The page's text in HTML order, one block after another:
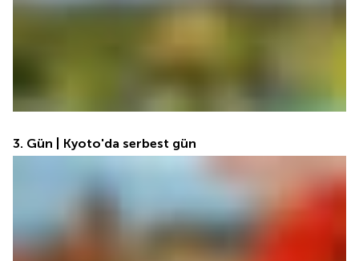
3. Gün | Kyoto'da serbest gün